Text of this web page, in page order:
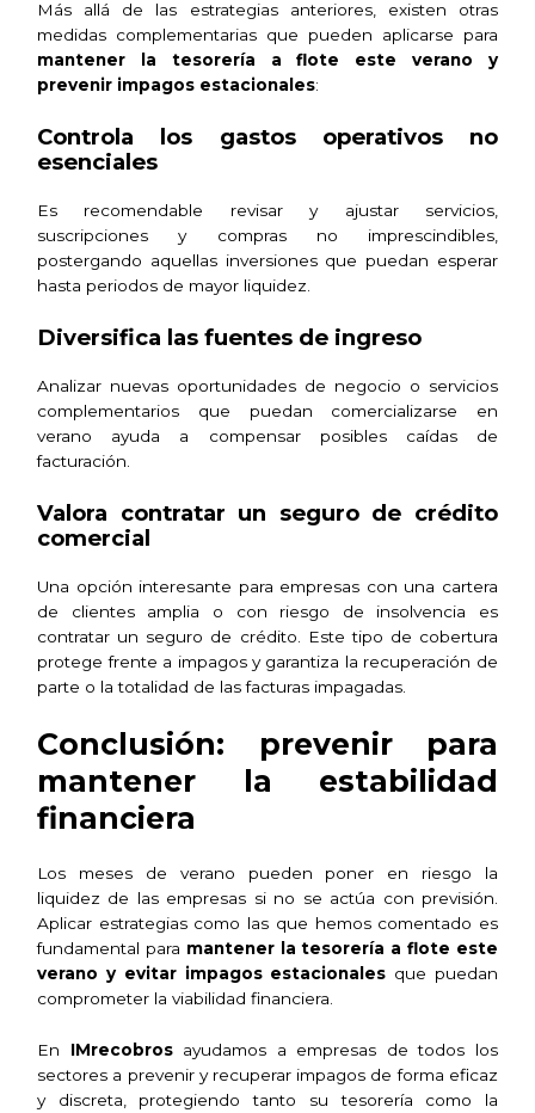
Más allá de las estrategias anteriores, existen otras
medidas complementarias que pueden aplicarse para
mantener la tesorería a flote este verano y
prevenir impagos estacionales:
Controla los gastos operativos no
esenciales
Es recomendable revisar y ajustar servicios,
suscripciones y compras no imprescindibles,
postergando aquellas inversiones que puedan esperar
hasta periodos de mayor liquidez.
Diversifica las fuentes de ingreso
Analizar nuevas oportunidades de negocio o servicios
complementarios que puedan comercializarse en
verano ayuda a compensar posibles caídas de
facturación.
Valora contratar un seguro de crédito
comercial
Una opción interesante para empresas con una cartera
de clientes amplia o con riesgo de insolvencia es
contratar un seguro de crédito. Este tipo de cobertura
protege frente a impagos y garantiza la recuperación de
parte o la totalidad de las facturas impagadas.
Conclusión: prevenir para
mantener la estabilidad
financiera
Los meses de verano pueden poner en riesgo la
liquidez de las empresas si no se actúa con previsión.
Aplicar estrategias como las que hemos comentado es
fundamental para mantener la tesorería a flote este
verano y evitar impagos estacionales que puedan
comprometer la viabilidad financiera.
En IMrecobrosayudamos a empresas de todos los
sectores a prevenir y recuperar impagos de forma eficaz
y discreta, protegiendo tanto su tesorería como la